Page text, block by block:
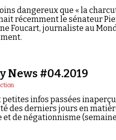
dangereux que « la
récemment le sénateur
Foucart, journaliste au
News #04.2019
petites infos passées
des derniers jours en
de négationnisme (semaine